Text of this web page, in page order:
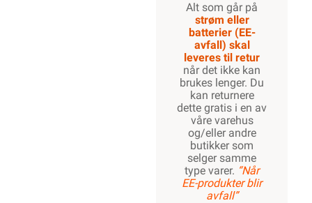
Alt som går på
strøm eller
batterier (EE-
avfall) skal
leveres til retur
når det ikke kan
brukes lenger. Du
kan returnere
dette gratis i en av
våre varehus
og/eller andre
butikker som
selger samme
type varer. “Når
EE-produkter blir
avfall”